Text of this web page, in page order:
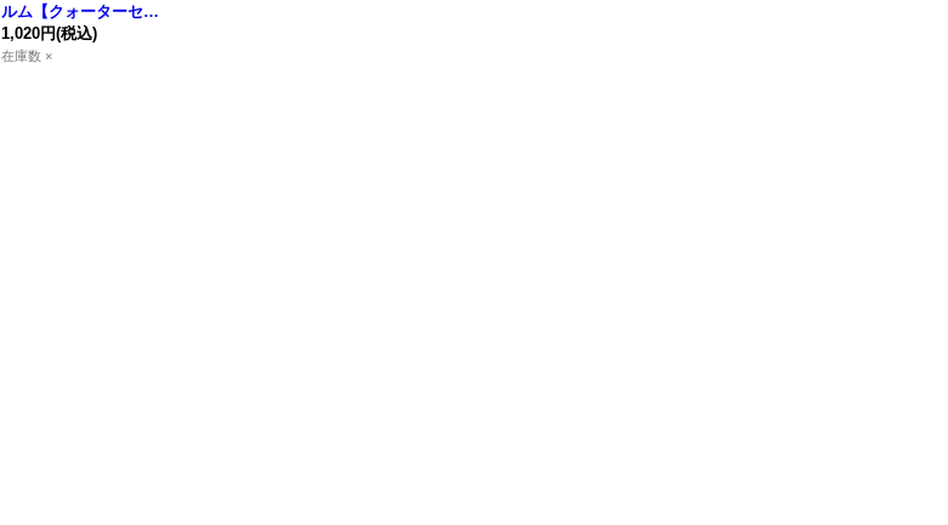
ルム【クォーターセン
チュリーシークレッ
ト】{アジアQCCU-JP
1,020円(税込)
在庫数 ×